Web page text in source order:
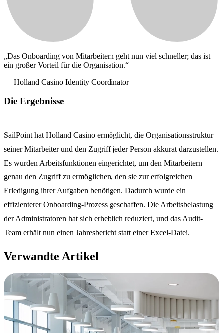
„Das Onboarding von Mitarbeitern geht nun viel schneller; das ist
ein großer Vorteil für die Organisation.“
— Holland Casino Identity Coordinator
Die Ergebnisse
SailPoint hat Holland Casino ermöglicht, die Organisationsstruktur
seiner Mitarbeiter und den Zugriff jeder Person akkurat darzustellen.
Es wurden Arbeitsfunktionen eingerichtet, um den Mitarbeitern
genau den Zugriff zu ermöglichen, den sie zur erfolgreichen
Erledigung ihrer Aufgaben benötigen. Dadurch wurde ein
effizienterer Onboarding-Prozess geschaffen. Die Arbeitsbelastung
der Administratoren hat sich erheblich reduziert, und das Audit-
Team erhält nun einen Jahresbericht statt einer Excel-Datei.
Verwandte Artikel